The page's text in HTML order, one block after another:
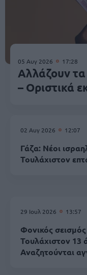
05 Αυγ 2026 17:28
Αλλάζουν
– Οριστικά
02 Αυγ 2026 12:07
Γάζα: Νέοι
Τουλάχιστον
29 Ιουλ 2026 13:57
Φονικός
Τουλάχιστον 13
Αναζητούνται